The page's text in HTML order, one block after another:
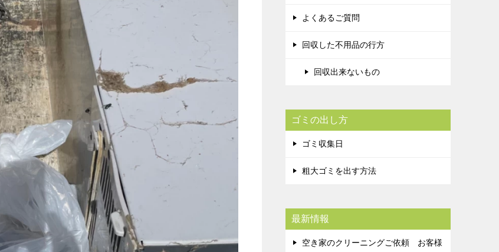
よくあるご質問
回収した不用品の行方
回収出来ないもの
ゴミの出し方
ゴミ収集日
粗大ゴミを出す方法
最新情報
空き家のクリーニングご依頼 お客様